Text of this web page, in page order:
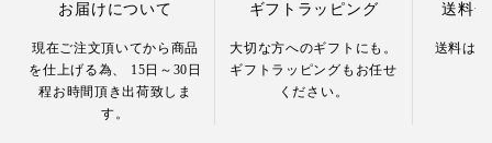
お届けについて
現在ご注文頂いてから商品
を仕上げる為、 15日～30日
程お時間頂き出荷致しま
す。
ギフトラッピング
大切な方へのギフトにも。
ギフトラッピングもお任せ
ください。
送料
送料は